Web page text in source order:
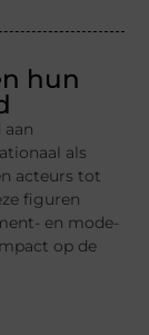
hun
aan
als
acteurs tot
figuren
en mode-
op de